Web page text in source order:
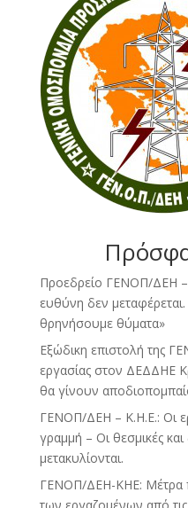
Προεδρείο ΓΕΝΟΠ/ΔΕΗ –
ευθύνη δεν
θρηνήσουμε θύματα»
Εξώδικη επιστολή της
εργασίας στον ΔΕΔΔΗΕ
θα γίνουν
ΓΕΝΟΠ/ΔΕΗ – Κ.Η.Ε.: Οι
γραμμή – Οι θεσμικές και
μετακυλίονται.
ΓΕΝΟΠ/ΔΕΗ-ΚΗΕ: Μέτρα